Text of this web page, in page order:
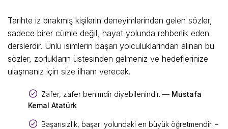
Tarihte iz bırakmış kişilerin deneyimlerinden gelen sözler,
sadece birer cümle değil, hayat yolunda rehberlik eden
derslerdir. Ünlü isimlerin başarı yolculuklarından alınan bu
sözler, zorlukların üstesinden gelmeniz ve hedeflerinize
ulaşmanız için size ilham verecek.
Zafer, zafer benimdir diyebilenindir. — Mustafa
Kemal Atatürk
Başarısızlık, başarı yolundaki en büyük öğretmendir. –